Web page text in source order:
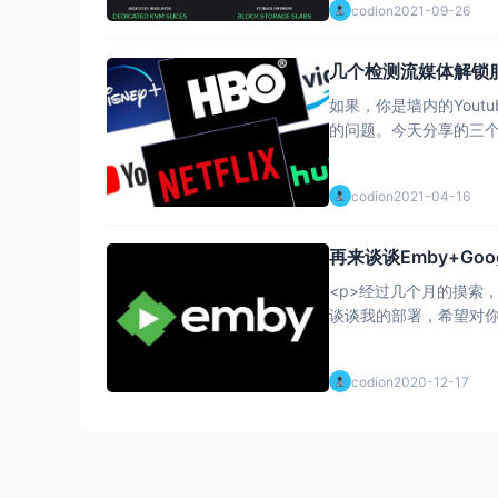
codion2021-09-26
几个检测流媒体解锁
如果，你是墙内的
的问题。今天分享的三
codion2021-04-16
再来谈谈
<p>经过几个月的摸索
谈谈我的部署，希望对
codion2020-12-17